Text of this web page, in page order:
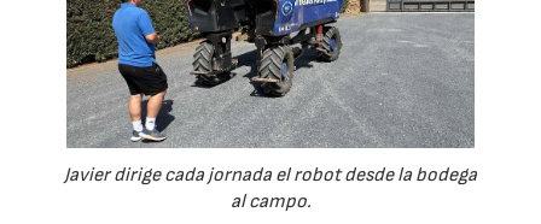
Javier dirige cada jornada el robot desde la bodega
al campo.